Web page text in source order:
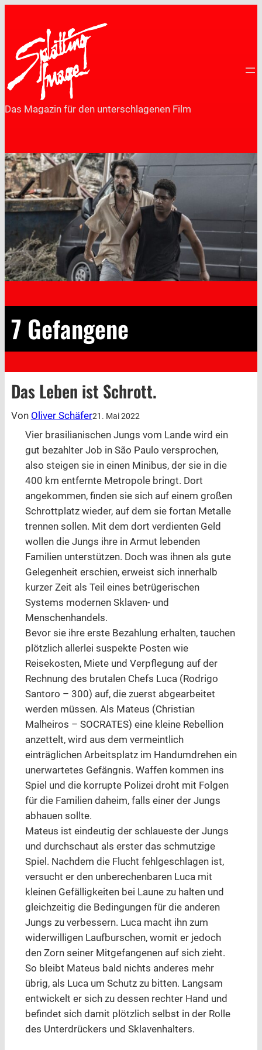
springen
Das Magazin für den unterschlagenen Film
7 Gefangene
Das Leben ist Schrott.
Von Oliver Schäfer21. Mai 2022
Vier brasilianischen Jungs vom Lande wird ein
gut bezahlter Job in São Paulo versprochen,
also steigen sie in einen Minibus, der sie in die
400 km entfernte Metropole bringt. Dort
angekommen, finden sie sich auf einem großen
Schrottplatz wieder, auf dem sie fortan Metalle
trennen sollen. Mit dem dort verdienten Geld
wollen die Jungs ihre in Armut lebenden
Familien unterstützen. Doch was ihnen als gute
Gelegenheit erschien, erweist sich innerhalb
kurzer Zeit als Teil eines betrügerischen
Systems modernen Sklaven- und
Menschenhandels.
Bevor sie ihre erste Bezahlung erhalten, tauchen
plötzlich allerlei suspekte Posten wie
Reisekosten, Miete und Verpflegung auf der
Rechnung des brutalen Chefs Luca (Rodrigo
Santoro – 300) auf, die zuerst abgearbeitet
werden müssen. Als Mateus (Christian
Malheiros – SOCRATES) eine kleine Rebellion
anzettelt, wird aus dem vermeintlich
einträglichen Arbeitsplatz im Handumdrehen ein
unerwartetes Gefängnis. Waffen kommen ins
Spiel und die korrupte Polizei droht mit Folgen
für die Familien daheim, falls einer der Jungs
abhauen sollte.
Mateus ist eindeutig der schlaueste der Jungs
und durchschaut als erster das schmutzige
Spiel. Nachdem die Flucht fehlgeschlagen ist,
versucht er den unberechenbaren Luca mit
kleinen Gefälligkeiten bei Laune zu halten und
gleichzeitig die Bedingungen für die anderen
Jungs zu verbessern. Luca macht ihn zum
widerwilligen Laufburschen, womit er jedoch
den Zorn seiner Mitgefangenen auf sich zieht.
So bleibt Mateus bald nichts anderes mehr
übrig, als Luca um Schutz zu bitten. Langsam
entwickelt er sich zu dessen rechter Hand und
befindet sich damit plötzlich selbst in der Rolle
des Unterdrückers und Sklavenhalters.